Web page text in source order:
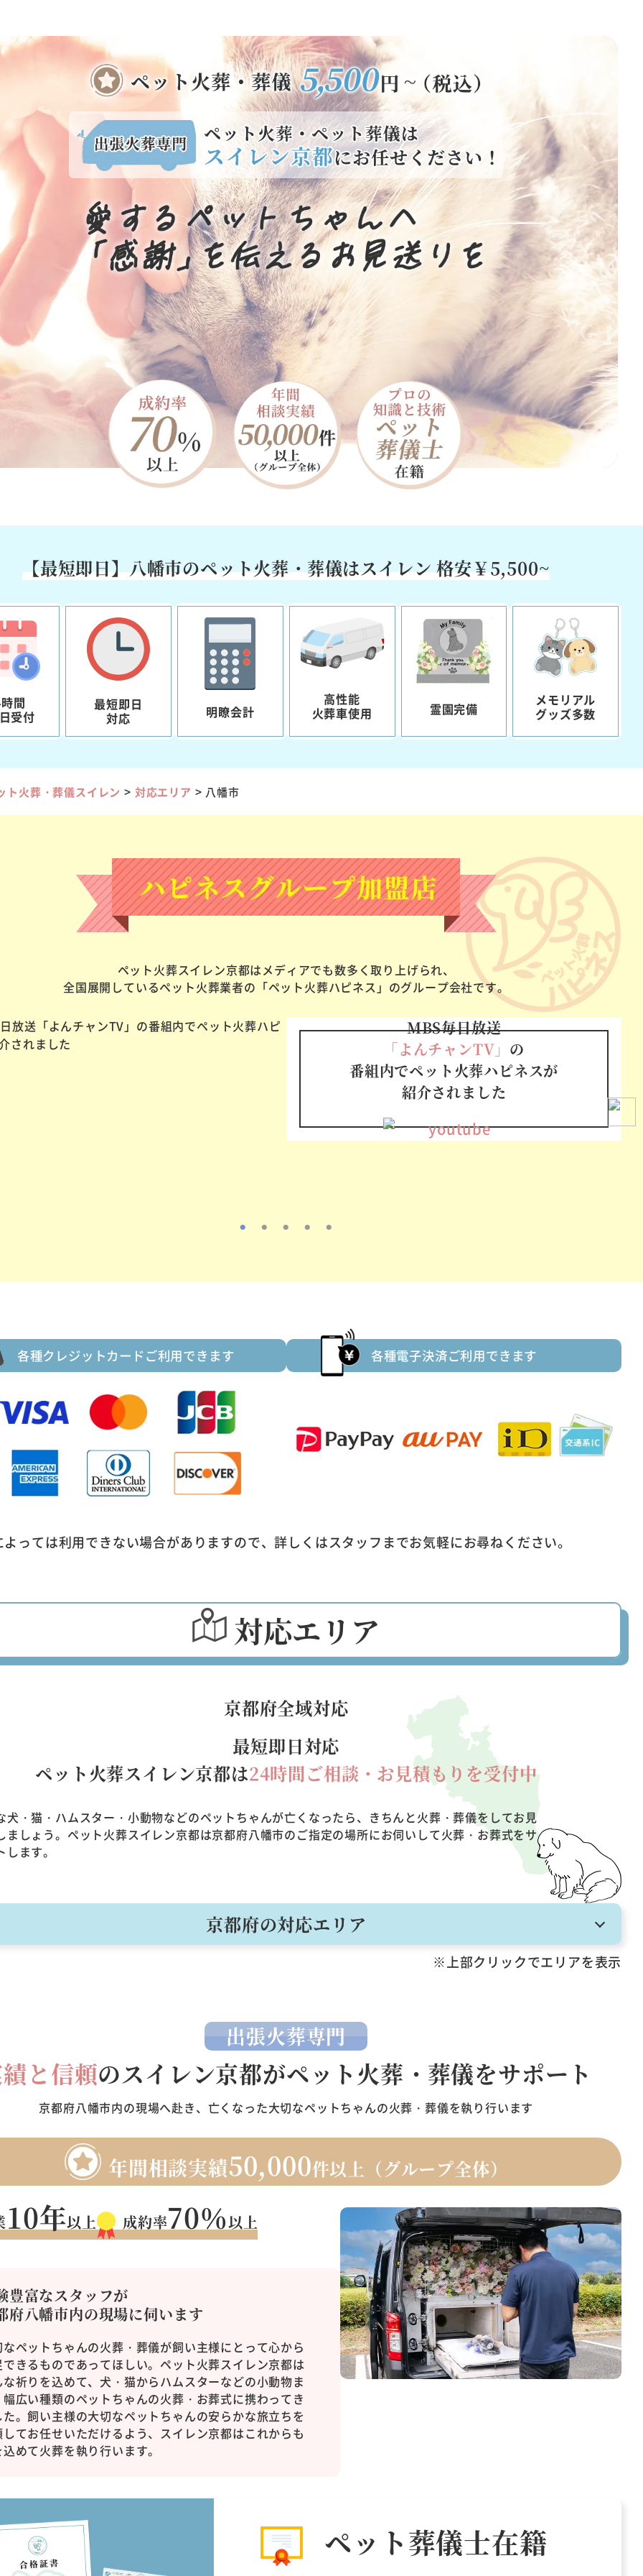
【最短即日】八幡市のペット火葬・葬儀はスイレン格安￥5,500~
間
受付
最短即日
対応
明瞭会計
高性能
火葬車使用
霊園完備
メモリアル
グッズ多数
ト火葬・葬儀スイレン > 対応エリア > 八幡市
ペット火葬スイレン京都はメディアでも数多く取り上げられ、
全国展開しているペット火葬業者の「ペット火葬ハピネス」のグループ会社です。
MBS毎日放送
「よんチャンTV」 の
番組内でペット火葬ハピネスが
紹介されました
各種クレジットカードご利用できます 各種電子決済ご利用できます
っては利用できない場合がありますので、詳しくはスタッフまでお気軽にお尋ねください。
対応エリア
京都府全域対応
最短即日対応
ペット火葬スイレン京都は24時間ご相談・お見積もりを受付中
犬・猫・ハムスター・小動物などのペットちゃんが亡くなったら、きちんと火葬・葬儀をしてお見
ましょう。ペット火葬スイレン京都は京都府八幡市のご指定の場所にお伺いして火葬・お葬式をサ
します。
京都府の対応エリア
※上部クリックでエリアを表示
出張火葬専門
と信頼のスイレン京都がペット火葬・葬儀をサポート
京都府八幡市内の現場へ赴き、亡くなった大切なペットちゃんの火葬・葬儀を執り行います
年間相談実績50,000件以上（グループ全体）
10年以上 成約率70％以上
豊富なスタッフが
府八幡市内の現場に伺います
なペットちゃんの火葬・葬儀が飼い主様にとって心から
できるものであってほしい。ペット火葬スイレン京都は
な祈りを込めて、犬・猫からハムスターなどの小動物ま
幅広い種類のペットちゃんの火葬・お葬式に携わってき
た。飼い主様の大切なペットちゃんの安らかな旅立ちを
してお任せいただけるよう、スイレン京都はこれからも
めて火葬を執り行います。
ペット葬儀士在籍